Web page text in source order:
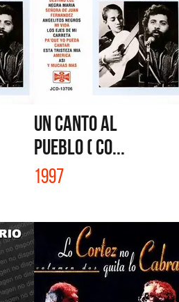
UN CANTO AL
PUEBLO ( CO...
1997